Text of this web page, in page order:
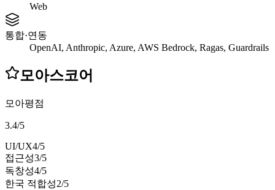
Web
통합·연동
OpenAI, Anthropic, Azure, AWS Bedrock, Ragas, Guardrails
모아스코어
모아평점
3.4/5
UI/UX4/5
접근성3/5
독창성4/5
한국 적합성2/5